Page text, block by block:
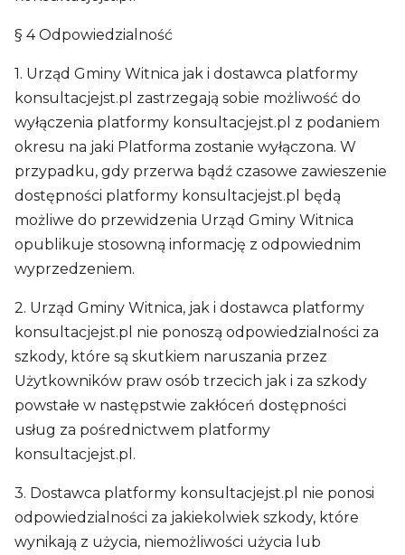
§ 4 Odpowiedzialność
1. Urząd Gminy Witnica jak i dostawca platformy
konsultacjejst.pl zastrzegają sobie możliwość do
wyłączenia platformy konsultacjejst.pl z podaniem
okresu na jaki Platforma zostanie wyłączona. W
przypadku, gdy przerwa bądź czasowe zawieszenie
dostępności platformy konsultacjejst.pl będą
możliwe do przewidzenia Urząd Gminy Witnica
opublikuje stosowną informację z odpowiednim
wyprzedzeniem.
2. Urząd Gminy Witnica, jak i dostawca platformy
konsultacjejst.pl nie ponoszą odpowiedzialności za
szkody, które są skutkiem naruszania przez
Użytkowników praw osób trzecich jak i za szkody
powstałe w następstwie zakłóceń dostępności
usług za pośrednictwem platformy
konsultacjejst.pl.
3. Dostawca platformy konsultacjejst.pl nie ponosi
odpowiedzialności za jakiekolwiek szkody, które
wynikają z użycia, niemożliwości użycia lub